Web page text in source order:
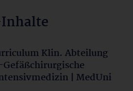
Klin. Abteilung
| MedUni